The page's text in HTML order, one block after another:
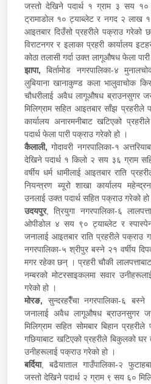
जस्तो देखिने पदार्थ १ ग्राम ३ सय १०
ट्रामाडोल १० ट्याब्लेट र नगद २ लाख
आइतबार दिउँसो प्रहरीले पक्राउ गरेको
विराटनगर र इलाका प्रहरी कार्यालय
कोठा तलासी गर्दा उक्त लागूऔषध फेला
झापा,बिर्तामोड नगरपालिका-४
लुबियाना खानाकुण्ड कला भालुवाचोक
चौधरीलाई अवैध लागूऔषध ब्राउनसुगर
मिलिग्राम सहित आइतबार साँझ प्रहरीले
कार्यालय अनारमनीबाट खटिएको
पदार्थ फेला पारी पक्राउ गरेको हो ।
कैलाली, गोदावरी नगरपालिका-१
देखिने पदार्थ १ किलो २ सय ३६ ग्राम
वर्षीय धर्म धामीलाई आइतबार राति
नियन्त्रण ब्यूरो शाखा कार्यालय
उनलाई उक्त पदार्थ सहित पक्राउ गरेको हो
उदयपुर, त्रियुगा नगरपालिका-६
ओपीडोल ४ सय ९० ट्याब्लेट र
जनालाई आइतबार राति प्रहरीले पक्राउ
नगरपालिका-५ श्रीपुर बस्ने २१ वर्षीय
मगर रहेका छन् । प्रहरी चौकी
नम्बरको मोटरसाइकलमा सवार
गरेको हो ।
मोरङ, सुन्दरहरैँचा नगरपालिका-६
जनालाई अवैध लागूऔषध ब्राउनसुगर
मिलिग्राम सहित सोमबार बिहान
गछियाबाट खटिएको प्रहरीले बिकुलको घर
उनीहरूलाई पक्राउ गरेको हो ।
बर्दिया, बढैयाताल गाउँपालिका-२
जस्तो देखिने पदार्थ २ ग्राम ९ सय ६०